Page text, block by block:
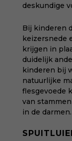
deskundige
Bij kinderen
keizersnede
krijgen in
duidelijk
kinderen bij
natuurlijke
flesgevoede
van
in de darmen.